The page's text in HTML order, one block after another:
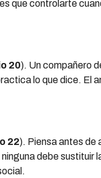
que controlarte
20). Un compañero
lo que dice. El
22). Piensa antes de
debe sustituir